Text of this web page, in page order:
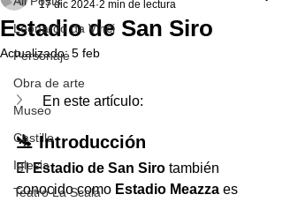
Leonardo da Vinci
Personaje
Obra de arte
Museo
Castillo
Iglesia
Teatro La Scala
Estadio de San Siro
17 dic 2024 2 min de lectura
Actualizado:5 feb
En este artículo:
🛬 Introducción
El Estadio de San Siro también
conocido como Estadio Meazza es